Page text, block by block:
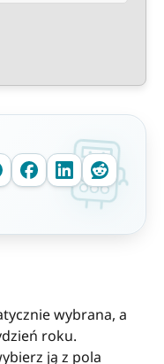
wybrana, a
roku.
ją z pola